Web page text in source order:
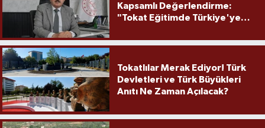
Kapsamlı Değerlendirme:
"Tokat Eğitimde Türkiye'ye
Tokatlılar Merak Ediyor! Türk
Devletleri ve Türk Büyükleri
Anıtı Ne Zaman Açılacak?